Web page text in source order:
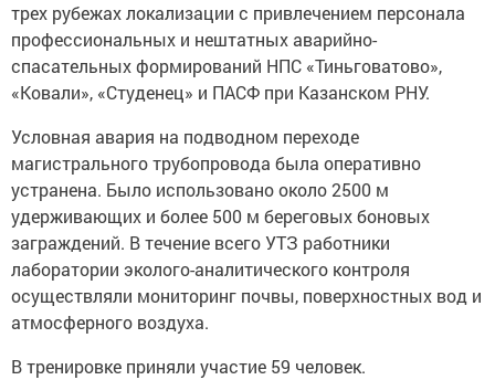
трех рубежах локализации с привлечением персонала
профессиональных и нештатных аварийно-
спасательных формирований НПС «Тиньговатово»,
«Ковали», «Студенец» и ПАСФ при Казанском РНУ.
Условная авария на подводном переходе
магистрального трубопровода была оперативно
устранена. Было использовано около 2500 м
удерживающих и более 500 м береговых боновых
заграждений. В течение всего УТЗ работники
лаборатории эколого-аналитического контроля
осуществляли мониторинг почвы, поверхностных вод и
атмосферного воздуха.
В тренировке приняли участие 59 человек.